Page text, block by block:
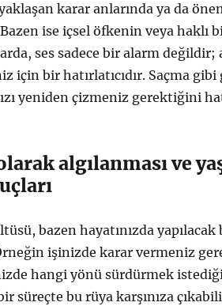
karar anlarında ya da
ise içsel öfkenin veya haklı
ses sadece bir alarm
için bir hatırlatıcıdır. Saçma
yeniden çizmeniz gerektiğini
algılanması ve
bazen hayatınızda
işinizde karar vermeniz
hangi yönü sürdürmek
süreçte bu rüya karşınıza